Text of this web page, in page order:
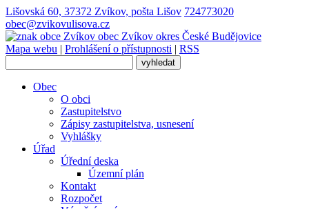
Lišovská 60, 37372 Zvíkov, pošta Lišov 724773020
obec@zvikovulisova.cz
obec Zvíkov okres České Budějovice
Mapa webu | Prohlášení o přístupnosti | RSS
Obec
O obci
Zastupitelstvo
Zápisy zastupitelstva, usnesení
Vyhlášky
Úřad
Úřední deska
Územní plán
Kontakt
Rozpočet